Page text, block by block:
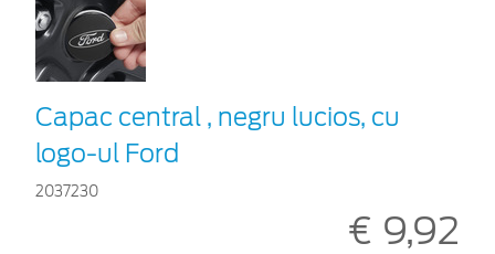
Capac central , negru lucios, cu
logo-ul Ford
2037230
€ 9,92